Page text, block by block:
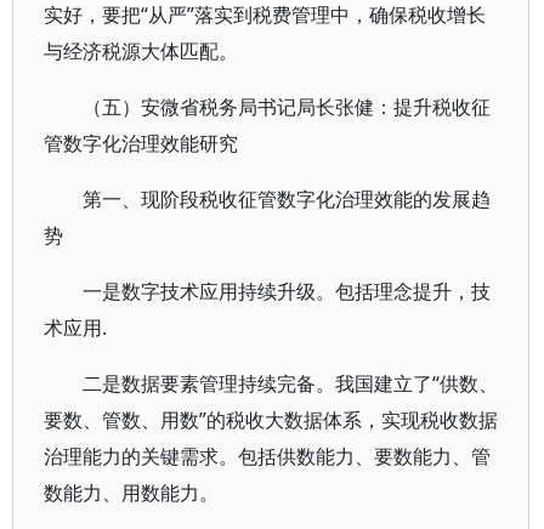
实好，要把“从严”落实到税费管理中，确保税收增长
与经济税源大体匹配。
（五）安微省税务局书记局长张健：提升税收征
管数字化治理效能研究
第一、现阶段税收征管数字化治理效能的发展趋
势
一是数字技术应用持续升级。包括理念提升，技
术应用.
二是数据要素管理持续完备。我国建立了“供数、
要数、管数、用数”的税收大数据体系，实现税收数据
治理能力的关键需求。包括供数能力、要数能力、管
数能力、用数能力。